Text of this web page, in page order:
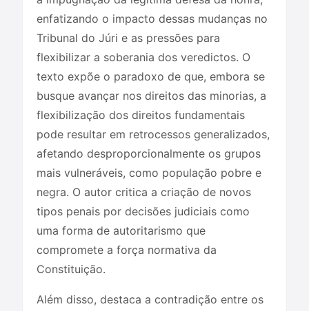
enfatizando o impacto dessas mudanças no
Tribunal do Júri e as pressões para
flexibilizar a soberania dos veredictos. O
texto expõe o paradoxo de que, embora se
busque avançar nos direitos das minorias, a
flexibilização dos direitos fundamentais
pode resultar em retrocessos generalizados,
afetando desproporcionalmente os grupos
mais vulneráveis, como população pobre e
negra. O autor critica a criação de novos
tipos penais por decisões judiciais como
uma forma de autoritarismo que
compromete a força normativa da
Constituição.
Além disso, destaca a contradição entre os